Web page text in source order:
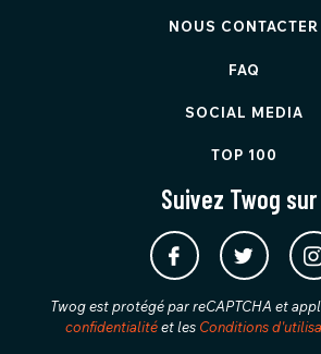
NOUS CONTACTER
FAQ
SOCIAL MEDIA
TOP 100
Suivez Twog sur
Twog est protégé par reCAPTCHA et
confidentialitéet les Conditions